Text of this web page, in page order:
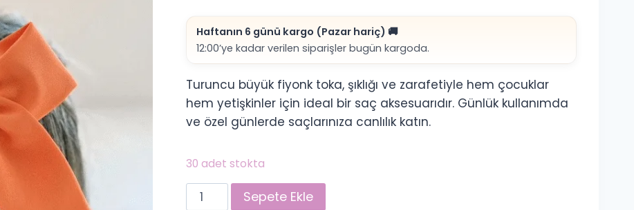
99,99₺.fiyat:
89,99₺.
Haftanın 6 günü kargo (Pazar hariç) 🚚
12:00’ye kadar verilen siparişler bugün kargoda.
Turuncu büyük fiyonk toka, şıklığı ve zarafetiyle hem çocuklar
hem yetişkinler için ideal bir saç aksesuarıdır. Günlük kullanımda
ve özel günlerde saçlarınıza canlılık katın.
30 adet stokta
Turuncu
Sepete Ekle